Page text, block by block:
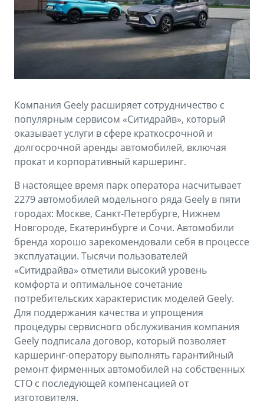
MONJARO PREFACE
Аксессуары
Страхование
GEELY Лизинг
Советы по эксплуатации
Спецпредложения
Гарантия Geely
Сервисная книжка
Вопросы и ответы
Компания Geely расширяет сотрудничество с
популярным сервисом «Ситидрайв», который
оказывает услуги в сфере краткосрочной и
долгосрочной аренды автомобилей, включая
прокат и корпоративный каршеринг.
В настоящее время парк оператора насчитывает
2279 автомобилей модельного ряда Geely в пяти
городах: Москве, Санкт-Петербурге, Нижнем
Новгороде, Екатеринбурге и Сочи. Автомобили
бренда хорошо зарекомендовали себя в процессе
эксплуатации. Тысячи пользователей
«Ситидрайва» отметили высокий уровень
комфорта и оптимальное сочетание
потребительских характеристик моделей Geely.
Для поддержания качества и упрощения
процедуры сервисного обслуживания компания
Geely подписала договор, который позволяет
каршеринг-оператору выполнять гарантийный
ремонт фирменных автомобилей на собственных
СТО с последующей компенсацией от
изготовителя.